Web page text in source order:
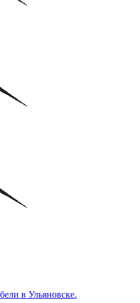
в Ульяновске.